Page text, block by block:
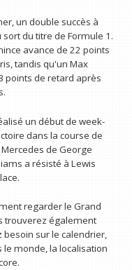
un double succès à
du titre de Formule 1.
avance de 22 points
tandis qu'un Max
points de retard après
un début de week-
dans la course de
de George
a résisté à Lewis
regarder le Grand
trouverez également
sur le calendrier,
monde, la localisation